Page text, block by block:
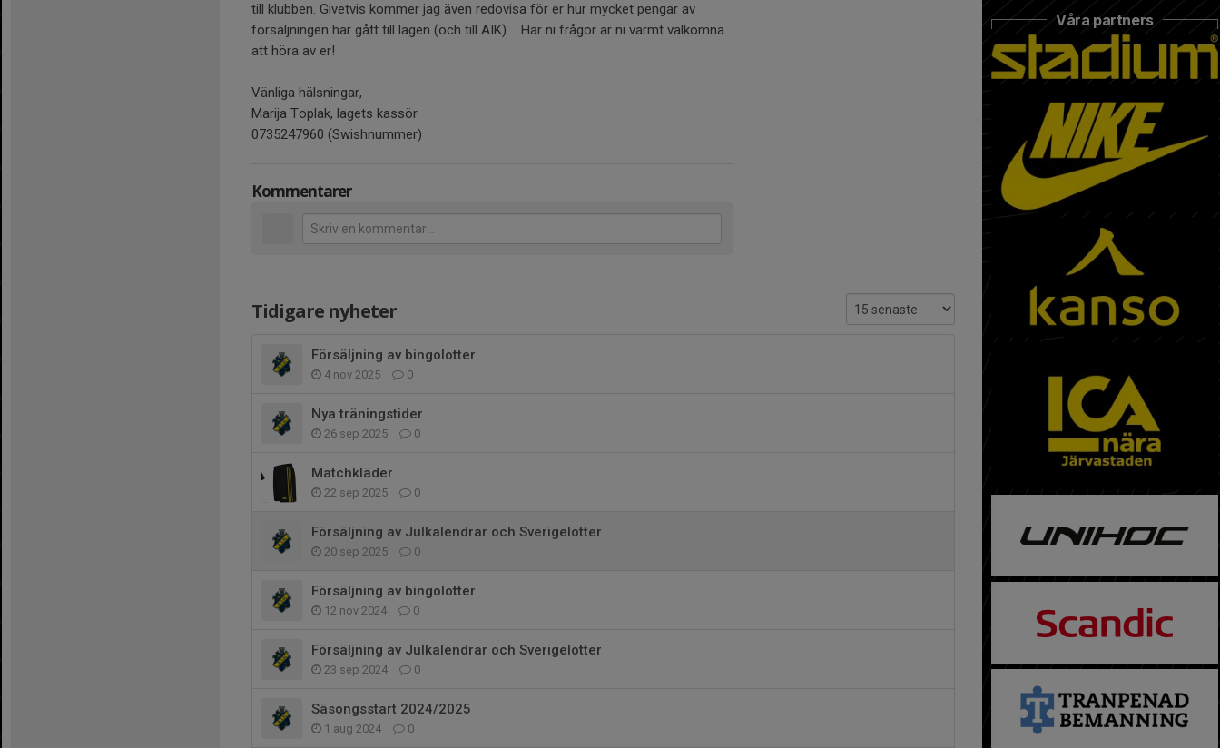
till klubben. Givetvis kommer jag även redovisa för er hur mycket pengar av
försäljningen har gått till lagen (och till AIK). Har ni frågor är ni varmt välkomna
att höra av er!
Vänliga hälsningar,
Marija Toplak, lagets kassör
0735247960 (Swishnummer)
Kommentarer
Tidigare nyheter
Försäljning av bingolotter
4 nov 2025 0
Nya träningstider
26 sep 2025 0
Matchkläder
22 sep 2025 0
Försäljning av Julkalendrar och Sverigelotter
20 sep 2025 0
Försäljning av bingolotter
12 nov 2024 0
Försäljning av Julkalendrar och Sverigelotter
23 sep 2024 0
Säsongsstart 2024/2025
1 aug 2024 0
Våra partners